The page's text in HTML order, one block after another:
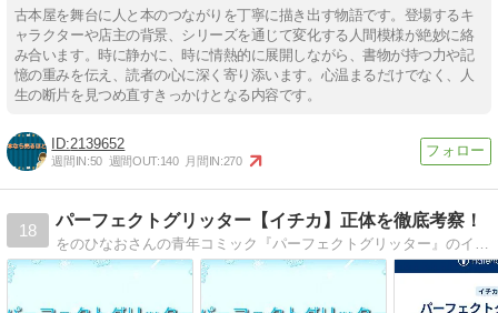
古本屋を舞台に人と本のつながりを丁寧に描き出す物語です。登場するキ
ャラクターや店主の背景、シリーズを通じて変化する人間模様が絶妙に絡
み合います。時に静かに、時に情熱的に展開しながら、書物が持つ力や記
憶の重みを伝え、読者の心に深く寄り添います。心温まるだけでなく、人
生の断片を見つめ直すきっかけとなる内容です。
2139652
週間IN:50 週間OUT:140 月間IN:270
18
パーフェクトグリッター【イチカ】正体を徹底考察！
をのひなおさんの青年コミック『パーフェクトグリッター』のイチカの正体を徹底考察。カリスマインフルエンサー・イチカの完璧な笑顔に隠された衝撃の真実を徹底解説します。SNSが生む歪な共依存関係と予測不可能なガールズサスペンスをぜひどうぞ